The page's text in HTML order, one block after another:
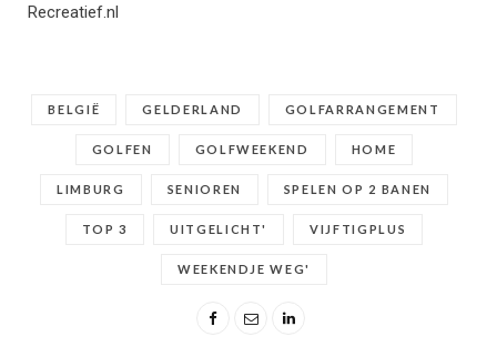
Recreatief.nl
BELGIË GELDERLAND GOLFARRANGEMENT
GOLFEN GOLFWEEKEND HOME
LIMBURG SENIOREN SPELEN OP 2 BANEN
TOP 3 UITGELICHT' VIJFTIGPLUS
WEEKENDJE WEG'